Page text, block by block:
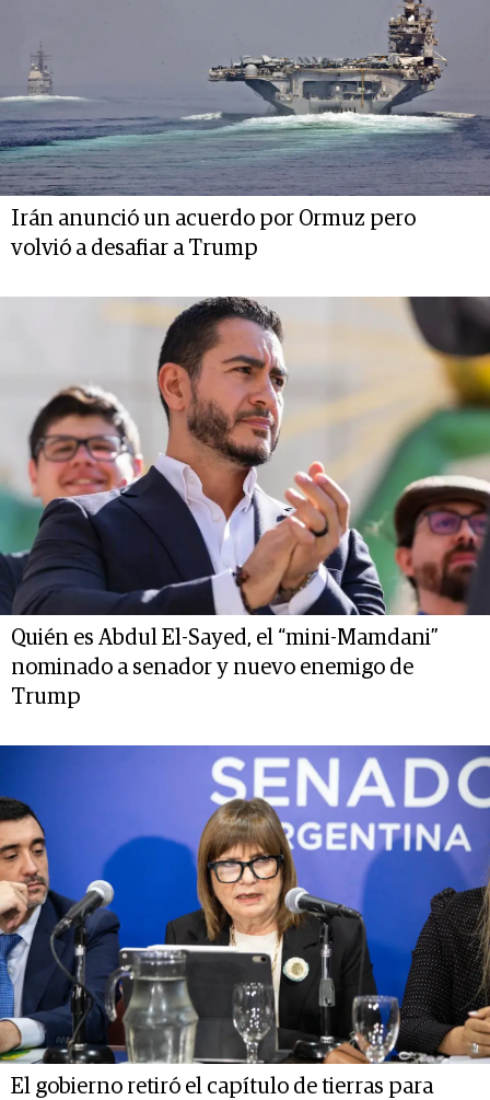
Irán anunció un acuerdo por Ormuz pero
volvió a desafiar a Trump
Quién es Abdul El-Sayed, el “mini-Mamdani”
nominado a senador y nuevo enemigo de
Trump
El gobierno retiró el capítulo de tierras para